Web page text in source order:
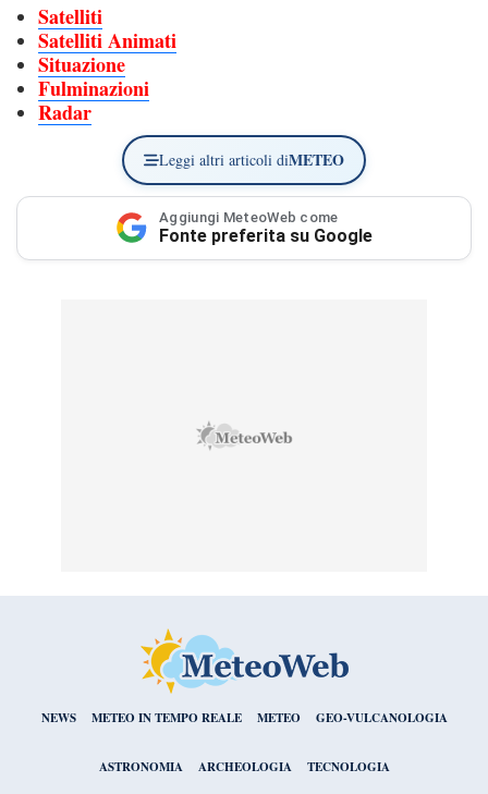
Satelliti
Satelliti Animati
Situazione
Fulminazioni
Radar
Leggi altri articoli diMETEO
Aggiungi MeteoWeb come
Fonte preferita su Google
NEWS METEO IN TEMPO REALE METEO GEO-VULCANOLOGIA
ASTRONOMIA ARCHEOLOGIA TECNOLOGIA